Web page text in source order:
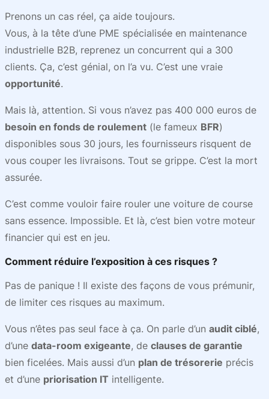
Prenons un cas réel, ça aide toujours.
Vous, à la tête d’une PME spécialisée en maintenance
industrielle B2B, reprenez un concurrent qui a 300
clients. Ça, c’est génial, on l’a vu. C’est une vraie
opportunité.
Mais là, attention. Si vous n’avez pas 400 000 euros de
besoin en fonds de roulement (le fameux BFR)
disponibles sous 30 jours, les fournisseurs risquent de
vous couper les livraisons. Tout se grippe. C’est la mort
assurée.
C’est comme vouloir faire rouler une voiture de course
sans essence. Impossible. Et là, c’est bien votre moteur
financier qui est en jeu.
Comment réduire l’exposition à ces risques ?
Pas de panique ! Il existe des façons de vous prémunir,
de limiter ces risques au maximum.
Vous n’êtes pas seul face à ça. On parle d’un audit ciblé,
d’une data-room exigeante, de clauses de garantie
bien ficelées. Mais aussi d’un plan de trésorerie précis
et d’une priorisation IT intelligente.